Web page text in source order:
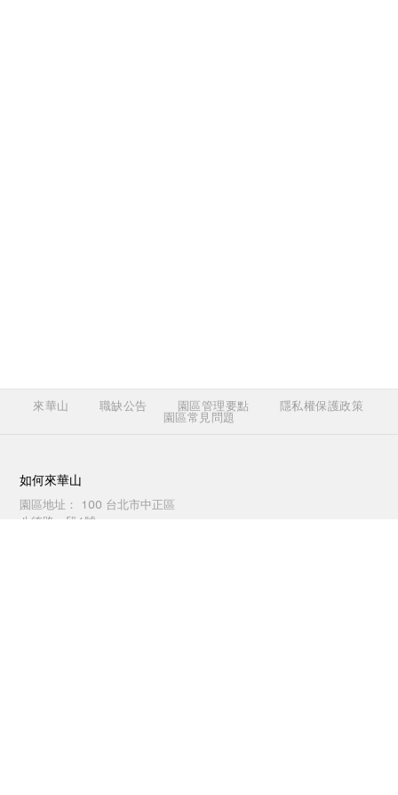
來華山 職缺公告 園區管理要點 隱私權保護政策
園區常見問題
如何來華山
園區地址：
100 台北市中正區
八德路一段1號